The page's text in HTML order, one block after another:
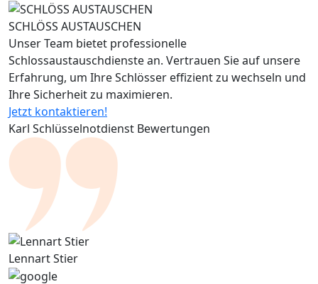
SCHLÖSS AUSTAUSCHEN
Unser Team bietet professionelle
Schlossaustauschdienste an. Vertrauen Sie auf unsere
Erfahrung, um Ihre Schlösser effizient zu wechseln und
Ihre Sicherheit zu maximieren.
Jetzt kontaktieren!
Karl Schlüsselnotdienst Bewertungen
Lennart Stier